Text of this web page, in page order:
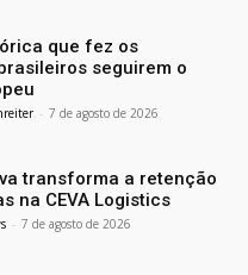
que fez os
seguirem o
- 7 de agosto de 2026
transforma a retenção
na CEVA Logistics
- 7 de agosto de 2026